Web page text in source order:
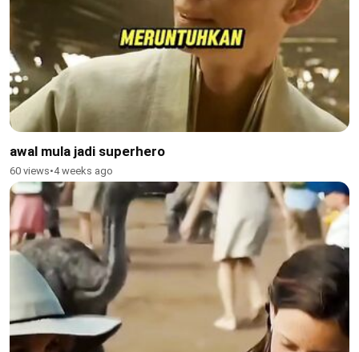
awal mula jadi superhero
60 views•4 weeks ago